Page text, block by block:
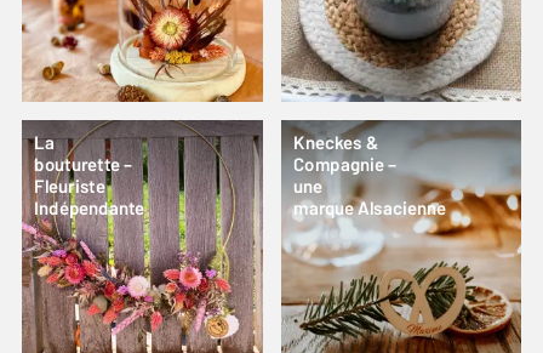
La
bouturette –
Fleuriste
Indépendante
Kneckes &
Compagnie –
une
marque Alsacienne